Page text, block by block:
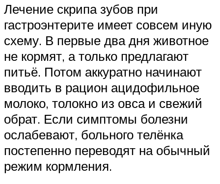
Лечение скрипа зубов при
гастроэнтерите имеет совсем иную
схему. В первые два дня животное
не кормят, а только предлагают
питьё. Потом аккуратно начинают
вводить в рацион ацидофильное
молоко, толокно из овса и свежий
обрат. Если симптомы болезни
ослабевают, больного телёнка
постепенно переводят на обычный
режим кормления.